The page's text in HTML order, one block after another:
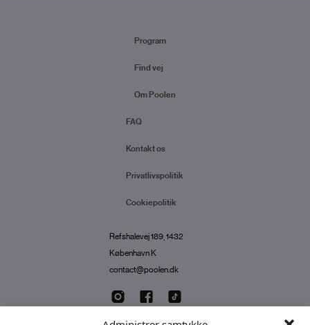
Program
Find vej
Om Poolen
FAQ
Kontakt os
Privatlivspolitik
Cookiepolitik
Refshalevej 189, 1432
København K
contact@poolen.dk